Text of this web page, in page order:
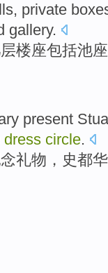
, private
gallery.
楼座包括池座
present
dress circle.
礼物 ， 史都华